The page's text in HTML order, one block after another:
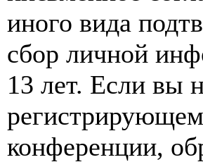
иного вида
сбор личной
13 лет. Если вы
конференции,